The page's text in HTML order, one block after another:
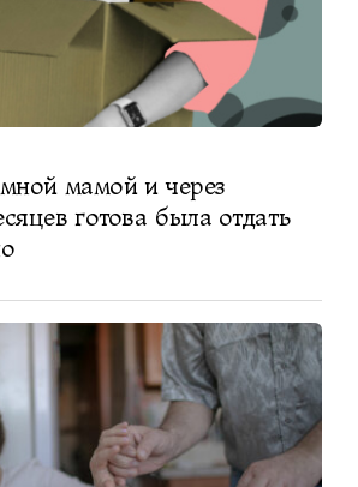
мамой и через
готова была отдать